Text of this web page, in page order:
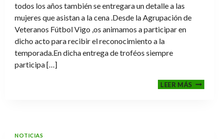
todos los años también se entregara un detalle a las
mujeres que asistan a la cena .Desde la Agrupación de
Veteranos Fútbol Vigo ,os animamos a participar en
dicho acto para recibir el reconocimiento a la
temporada.En dicha entrega de troféos siempre
participa […]
LEER MÁSCENA-
NOTICIAS